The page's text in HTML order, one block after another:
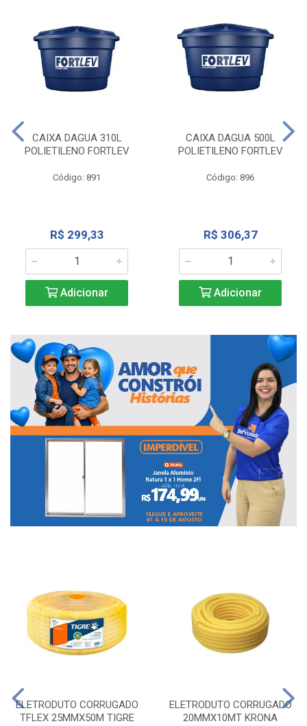
CAIXA DAGUA 310L
POLIETILENO FORTLEV
Código: 891
R$ 299,33
Adicionar
CAIXA DAGUA 500L
POLIETILENO FORTLEV
Código: 896
R$ 306,37
Adicionar
ELETRODUTO CORRUGADO
TFLEX 25MMX50M TIGRE
ELETRODUTO CORRUGADO
20MMX10MT KRONA